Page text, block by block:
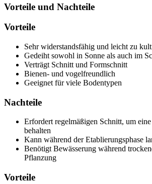
Vorteile und Nachteile
Vorteile
Sehr widerstandsfähig und leicht zu
Gedeiht sowohl in Sonne als auch im
Verträgt Schnitt und Formschnitt
Bienen- und vogelfreundlich
Geeignet für viele Bodentypen
Nachteile
Erfordert regelmäßigen Schnitt, um
behalten
Kann während der Etablierungsphase
Benötigt Bewässerung während
Pflanzung
Vorteile